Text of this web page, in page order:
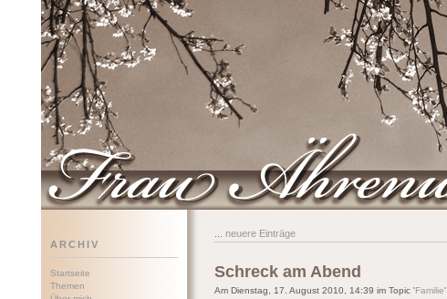
ARCHIV
Startseite
Themen
neuere Einträge
Schreck am Abend
Am Dienstag, 17. August 2010, 14:39 im Topic 'Familie'